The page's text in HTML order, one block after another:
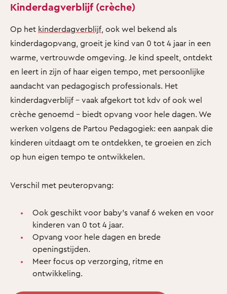
Kinderdagverblijf (crèche)
Op het kinderdagverblijf, ook wel bekend als
kinderdagopvang, groeit je kind van 0 tot 4 jaar in een
warme, vertrouwde omgeving. Je kind speelt, ontdekt
en leert in zijn of haar eigen tempo, met persoonlijke
aandacht van pedagogisch professionals. Het
kinderdagverblijf – vaak afgekort tot kdv of ook wel
crèche genoemd – biedt opvang voor hele dagen. We
werken volgens de Partou Pedagogiek: een aanpak die
kinderen uitdaagt om te ontdekken, te groeien en zich
op hun eigen tempo te ontwikkelen.
Verschil met peuteropvang:
Ook geschikt voor baby’s vanaf 6 weken en voor
kinderen van 0 tot 4 jaar.
Opvang voor hele dagen en brede
openingstijden.
Meer focus op verzorging, ritme en
ontwikkeling.